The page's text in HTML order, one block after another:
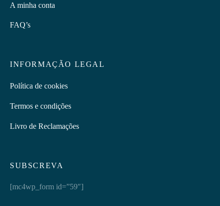
SUBSCREVA
[mc4wp_form id=”59″]
A minha conta
FAQ’s
INFORMAÇÃO LEGAL
Política de cookies
Termos e condições
Livro de Reclamações